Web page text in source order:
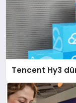
Tencent Hy3